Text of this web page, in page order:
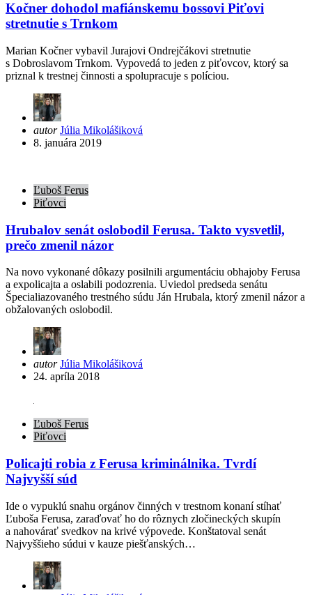
Kočner dohodol mafiánskemu bossovi Piťovi
stretnutie s Trnkom
Marian Kočner vybavil Jurajovi Ondrejčákovi stretnutie
s Dobroslavom Trnkom. Vypovedá to jeden z piťovcov, ktorý sa
priznal k trestnej činnosti a spolupracuje s políciou.
Posted
by
autor Júlia Mikolášiková
8. januára 2019
Ľuboš Ferus
Piťovci
Hrubalov senát oslobodil Ferusa. Takto vysvetlil,
prečo zmenil názor
Na novo vykonané dôkazy posilnili argumentáciu obhajoby Ferusa
a expolicajta a oslabili podozrenia. Uviedol predseda senátu
Špecialiazovaného trestného súdu Ján Hrubala, ktorý zmenil názor a
obžalovaných oslobodil.
Posted
by
autor Júlia Mikolášiková
24. apríla 2018
Ľuboš Ferus
Piťovci
Policajti robia z Ferusa kriminálnika. Tvrdí
Najvyšší súd
Ide o vypuklú snahu orgánov činných v trestnom konaní stíhať
Ľuboša Ferusa, zaraďovať ho do rôznych zločineckých skupín
a nahovárať svedkov na krivé výpovede. Konštatoval senát
Najvyššieho súdui v kauze piešťanských…